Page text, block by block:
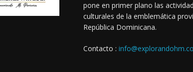
pone en primer plano las
culturales de la emblemática
República Dominicana.
Contacto :